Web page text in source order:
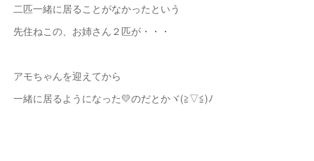
二匹一緒に居ることがなかったという
先住ねこの、お姉さん２匹が・・・
アモちゃんを迎えてから
一緒に居るようになった💛のだとかヾ(≧▽≦)ﾉ